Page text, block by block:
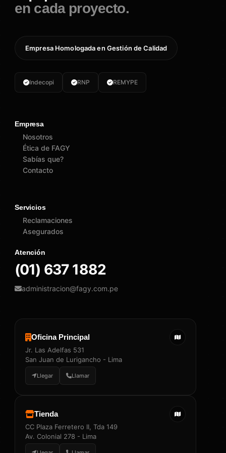
en cada proyecto.
Empresa Homologada en Gestión de Calidad
Indecopi RNP REMYPE
Empresa
Nosotros
Ética de FAGY
Sabías que?
Contacto
Servicios
Reclamaciones
Asegurados
Atención
(01) 637 1882
administracion@fagy.com.pe
Oficina Principal
Jr. Las Adelfas 531
San Juan de Lurigancho - Lima
Llegar Llamar
Tienda
CC Plaza Ferretero II, Tda 149
Av. Colonial 278 - Lima